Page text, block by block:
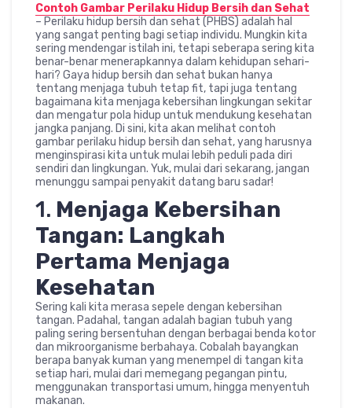
Contoh Gambar Perilaku Hidup Bersih dan Sehat
– Perilaku hidup bersih dan sehat (PHBS) adalah hal
yang sangat penting bagi setiap individu. Mungkin kita
sering mendengar istilah ini, tetapi seberapa sering kita
benar-benar menerapkannya dalam kehidupan sehari-
hari? Gaya hidup bersih dan sehat bukan hanya
tentang menjaga tubuh tetap fit, tapi juga tentang
bagaimana kita menjaga kebersihan lingkungan sekitar
dan mengatur pola hidup untuk mendukung kesehatan
jangka panjang. Di sini, kita akan melihat contoh
gambar perilaku hidup bersih dan sehat, yang harusnya
menginspirasi kita untuk mulai lebih peduli pada diri
sendiri dan lingkungan. Yuk, mulai dari sekarang, jangan
menunggu sampai penyakit datang baru sadar!
1. Menjaga Kebersihan
Tangan: Langkah
Pertama Menjaga
Kesehatan
Sering kali kita merasa sepele dengan kebersihan
tangan. Padahal, tangan adalah bagian tubuh yang
paling sering bersentuhan dengan berbagai benda kotor
dan mikroorganisme berbahaya. Cobalah bayangkan
berapa banyak kuman yang menempel di tangan kita
setiap hari, mulai dari memegang pegangan pintu,
menggunakan transportasi umum, hingga menyentuh
makanan.